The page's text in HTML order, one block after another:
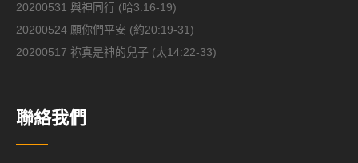
20200531 與神同行 (哈3:16-19)
20200524 願你們平安 (約20:19-31)
20200517 祢真是神的兒子 (太14:22-33)
聯絡我們